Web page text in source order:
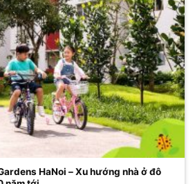
HaNoi – Xu hướng nhà ở đô